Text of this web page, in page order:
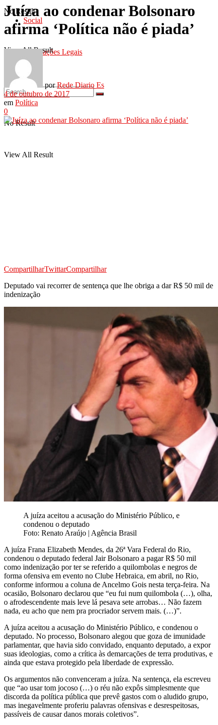
Social
Publicações Legais
No Result
View All Result
No Result
View All Result
Juíza ao condenar Bolsonaro
afirma ‘Política não é piada’
por Rede Diario Es
4 de outubro de 2017
em Política
0
CompartilharTwittarCompartilhar
Deputado vai recorrer de sentença que lhe obriga a dar R$ 50 mil de
indenização
A juíza aceitou a acusação do Ministério Público, e
condenou o deputado
Foto: Renato Araújo | Agência Brasil
A juíza Frana Elizabeth Mendes, da 26ª Vara Federal do Rio,
condenou o deputado federal Jair Bolsonaro a pagar R$ 50 mil
como indenização por ter se referido a quilombolas e negros de
forma ofensiva em evento no Clube Hebraica, em abril, no Rio,
conforme informou a coluna de Ancelmo Gois nesta terça-feira. Na
ocasião, Bolsonaro declarou que “eu fui num quilombola (…), olha,
o afrodescendente mais leve lá pesava sete arrobas… Não fazem
nada, eu acho que nem pra procriador servem mais. (…)”.
A juíza aceitou a acusação do Ministério Público, e condenou o
deputado. No processo, Bolsonaro alegou que goza de imunidade
parlamentar, que havia sido convidado, enquanto deputado, a expor
suas ideologias, como a crítica às demarcações de terra produtivas, e
ainda que estava protegido pela liberdade de expressão.
Os argumentos não convenceram a juíza. Na sentença, ela escreveu
que “ao usar tom jocoso (…) o réu não expôs simplesmente que
discorda da política pública que prevê gastos com o aludido grupo,
mas inegavelmente proferiu palavras ofensivas e desrespeitosas,
passíveis de causar danos morais coletivos”.